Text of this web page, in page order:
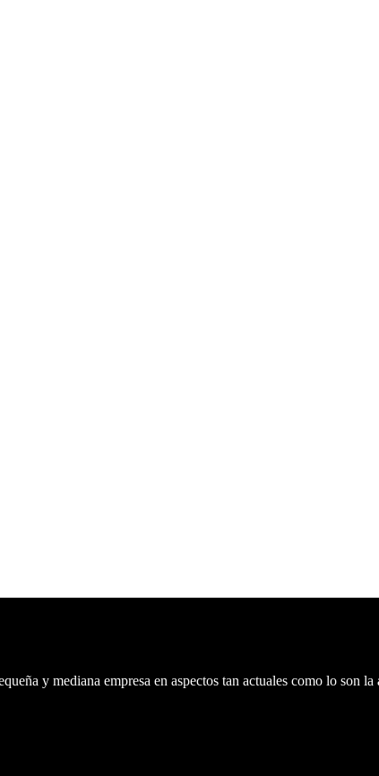
y mediana empresa en aspectos tan actuales como lo son la